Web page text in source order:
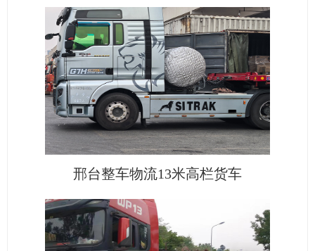
邢台整车物流13米高栏货车